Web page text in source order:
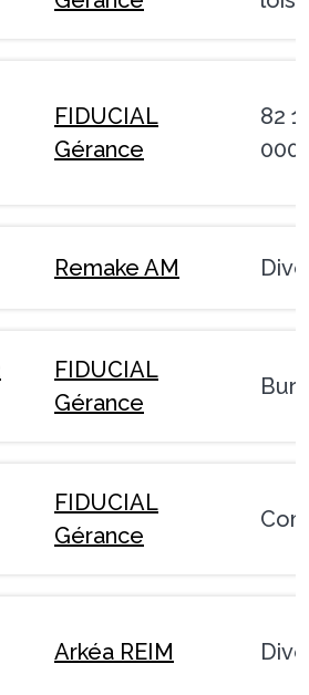
FIDUCIAL
Gérance
82
Remake AM
FIDUCIAL
Gérance
FIDUCIAL
Gérance
Arkéa REIM